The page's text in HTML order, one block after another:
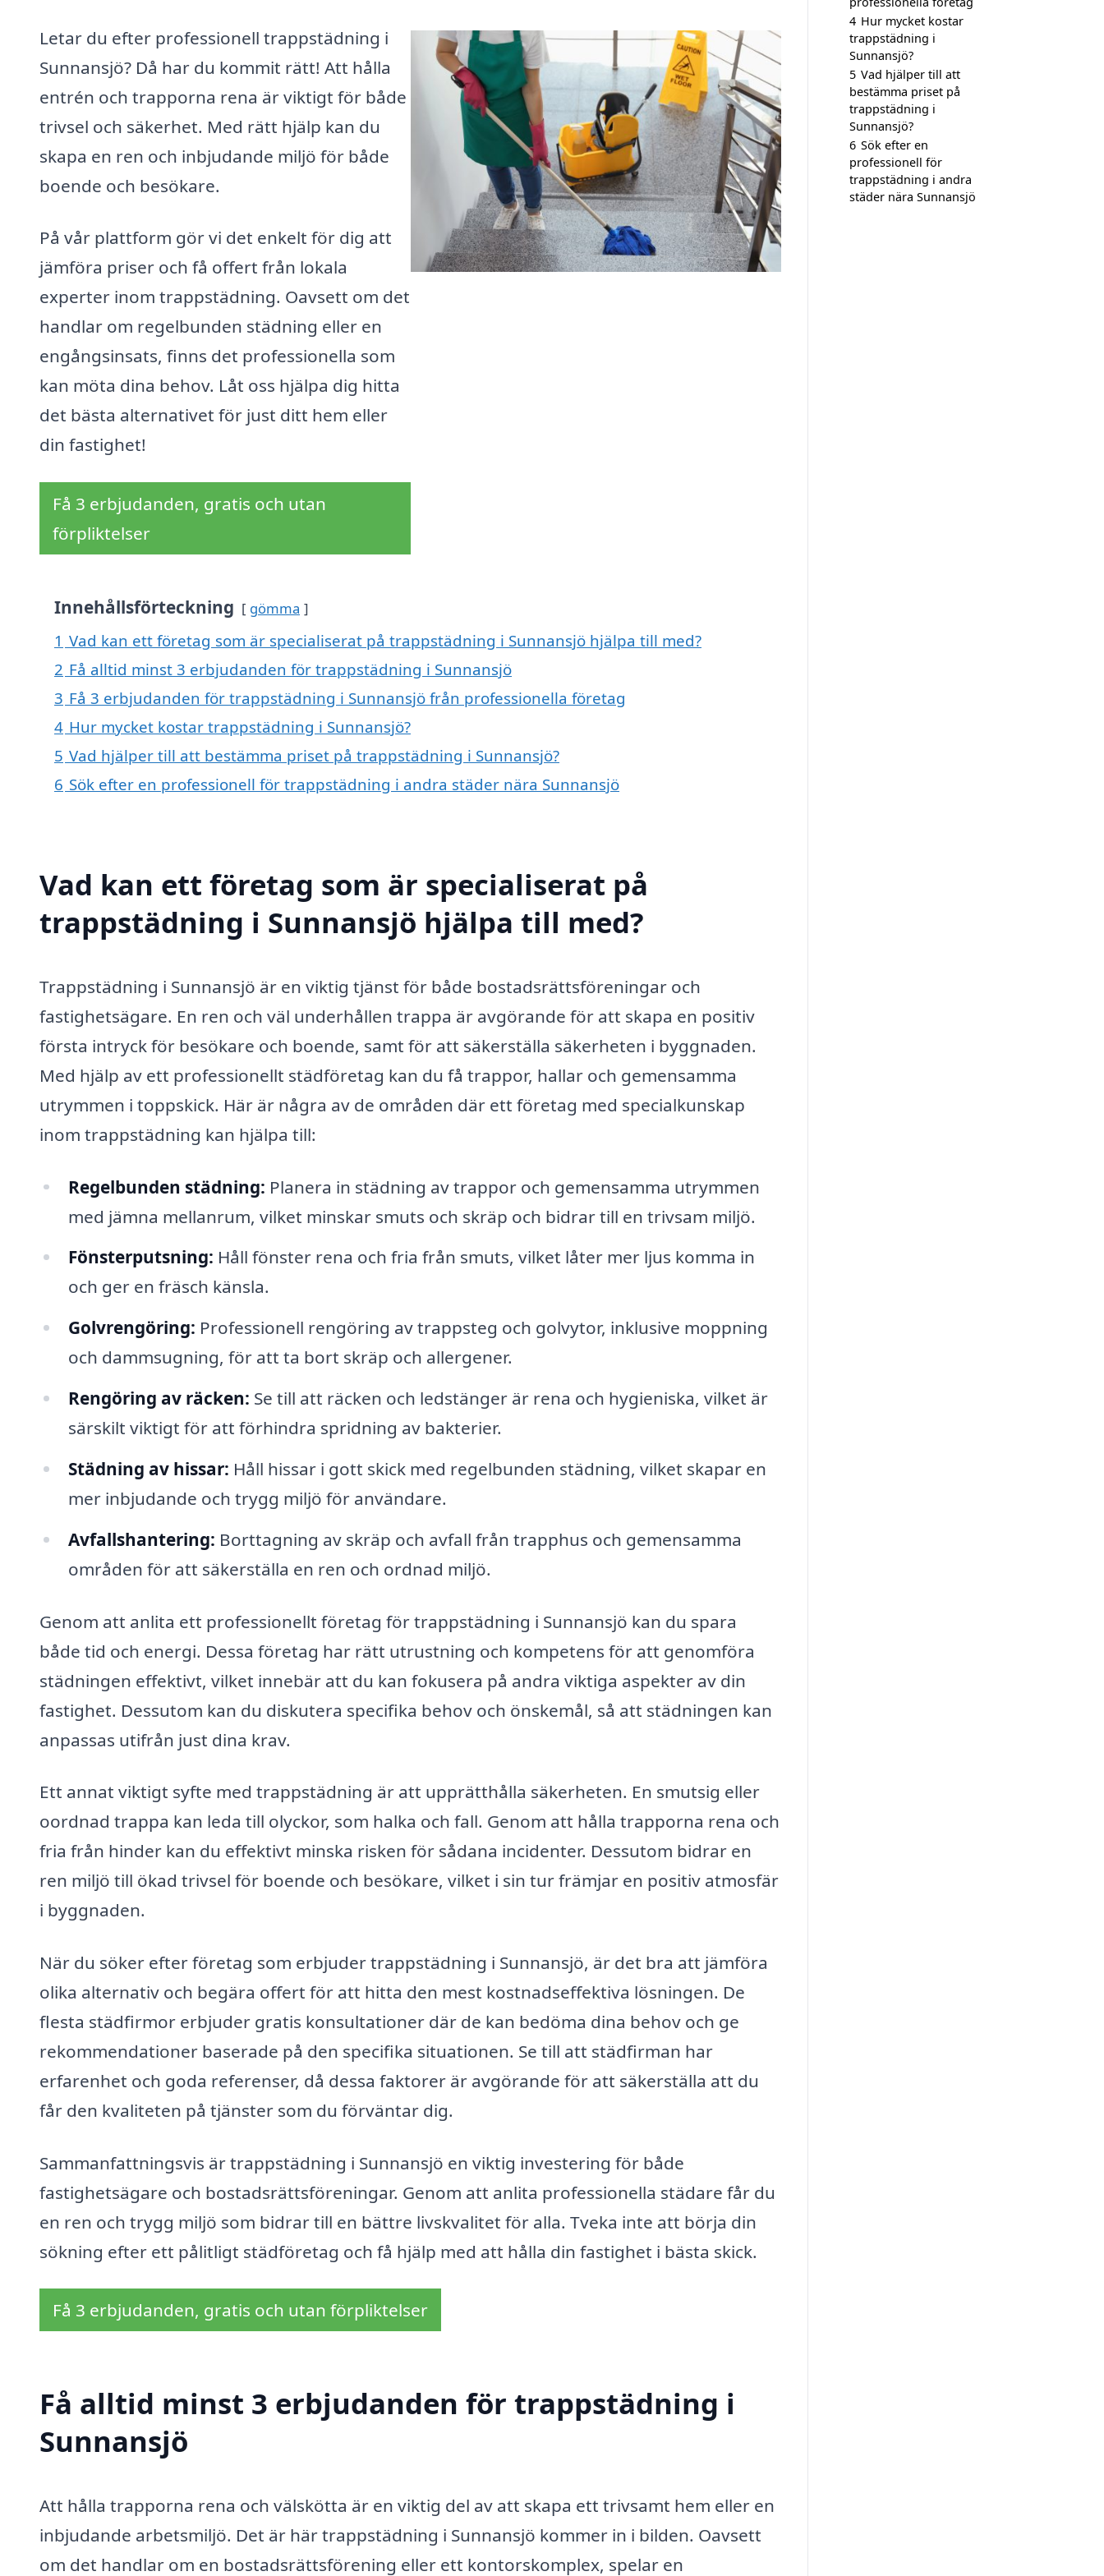
Letar du efter professionell trappstädning i
Sunnansjö? Då har du kommit rätt! Att hålla
entrén och trapporna rena är viktigt för både
trivsel och säkerhet. Med rätt hjälp kan du
skapa en ren och inbjudande miljö för både
boende och besökare.
På vår plattform gör vi det enkelt för dig att
jämföra priser och få offert från lokala
experter inom trappstädning. Oavsett om det
handlar om regelbunden städning eller en
engångsinsats, finns det professionella som
kan möta dina behov. Låt oss hjälpa dig hitta
det bästa alternativet för just ditt hem eller
din fastighet!
Få 3 erbjudanden, gratis och utan
förpliktelser
Innehållsförteckning gömma
1 Vad kan ett företag som är specialiserat på trappstädning i Sunnansjö hjälpa till med?
2 Få alltid minst 3 erbjudanden för trappstädning i Sunnansjö
3 Få 3 erbjudanden för trappstädning i Sunnansjö från professionella företag
4 Hur mycket kostar trappstädning i Sunnansjö?
5 Vad hjälper till att bestämma priset på trappstädning i Sunnansjö?
6 Sök efter en professionell för trappstädning i andra städer nära Sunnansjö
Vad kan ett företag som är specialiserat på
trappstädning i Sunnansjö hjälpa till med?
Trappstädning i Sunnansjö är en viktig tjänst för både bostadsrättsföreningar och
fastighetsägare. En ren och väl underhållen trappa är avgörande för att skapa en positiv
första intryck för besökare och boende, samt för att säkerställa säkerheten i byggnaden.
Med hjälp av ett professionellt städföretag kan du få trappor, hallar och gemensamma
utrymmen i toppskick. Här är några av de områden där ett företag med specialkunskap
inom trappstädning kan hjälpa till:
Regelbunden städning: Planera in städning av trappor och gemensamma utrymmen
med jämna mellanrum, vilket minskar smuts och skräp och bidrar till en trivsam miljö.
Fönsterputsning: Håll fönster rena och fria från smuts, vilket låter mer ljus komma in
och ger en fräsch känsla.
Golvrengöring: Professionell rengöring av trappsteg och golvytor, inklusive moppning
och dammsugning, för att ta bort skräp och allergener.
Rengöring av räcken: Se till att räcken och ledstänger är rena och hygieniska, vilket är
särskilt viktigt för att förhindra spridning av bakterier.
Städning av hissar: Håll hissar i gott skick med regelbunden städning, vilket skapar en
mer inbjudande och trygg miljö för användare.
Avfallshantering: Borttagning av skräp och avfall från trapphus och gemensamma
områden för att säkerställa en ren och ordnad miljö.
Genom att anlita ett professionellt företag för trappstädning i Sunnansjö kan du spara
både tid och energi. Dessa företag har rätt utrustning och kompetens för att genomföra
städningen effektivt, vilket innebär att du kan fokusera på andra viktiga aspekter av din
fastighet. Dessutom kan du diskutera specifika behov och önskemål, så att städningen kan
anpassas utifrån just dina krav.
Ett annat viktigt syfte med trappstädning är att upprätthålla säkerheten. En smutsig eller
oordnad trappa kan leda till olyckor, som halka och fall. Genom att hålla trapporna rena och
fria från hinder kan du effektivt minska risken för sådana incidenter. Dessutom bidrar en
ren miljö till ökad trivsel för boende och besökare, vilket i sin tur främjar en positiv atmosfär
i byggnaden.
När du söker efter företag som erbjuder trappstädning i Sunnansjö, är det bra att jämföra
olika alternativ och begära offert för att hitta den mest kostnadseffektiva lösningen. De
flesta städfirmor erbjuder gratis konsultationer där de kan bedöma dina behov och ge
rekommendationer baserade på den specifika situationen. Se till att städfirman har
erfarenhet och goda referenser, då dessa faktorer är avgörande för att säkerställa att du
får den kvaliteten på tjänster som du förväntar dig.
Sammanfattningsvis är trappstädning i Sunnansjö en viktig investering för både
fastighetsägare och bostadsrättsföreningar. Genom att anlita professionella städare får du
en ren och trygg miljö som bidrar till en bättre livskvalitet för alla. Tveka inte att börja din
sökning efter ett pålitligt städföretag och få hjälp med att hålla din fastighet i bästa skick.
Få 3 erbjudanden, gratis och utan förpliktelser
Få alltid minst 3 erbjudanden för trappstädning i
Sunnansjö
Att hålla trapporna rena och välskötta är en viktig del av att skapa ett trivsamt hem eller en
inbjudande arbetsmiljö. Det är här trappstädning i Sunnansjö kommer in i bilden. Oavsett
om det handlar om en bostadsrättsförening eller ett kontorskomplex, spelar en
4 Hur mycket kostar
trappstädning i
Sunnansjö?
5 Vad hjälper till att
bestämma priset på
trappstädning i
Sunnansjö?
6 Sök efter en
professionell för
trappstädning i andra
städer nära Sunnansjö